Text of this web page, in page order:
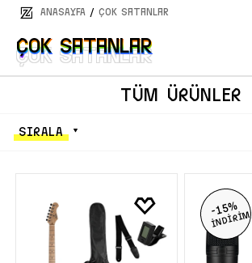
ANASAYFA / Çok Satanlar
Çok Satanlar
Çok Satanlar
TÜM ÜRÜNLER
SIRALA
-15%
İNDİRİM